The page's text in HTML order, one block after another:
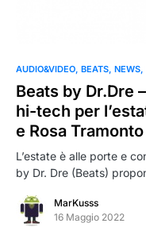
0
AUDIO&VIDEO BEATS NEWS
Beats by Dr.Dre
hi-tech per
e Rosa Tramonto
L’estate è alle porte e
by Dr. Dre (Beats)
MarKusss
16 Maggio 2022